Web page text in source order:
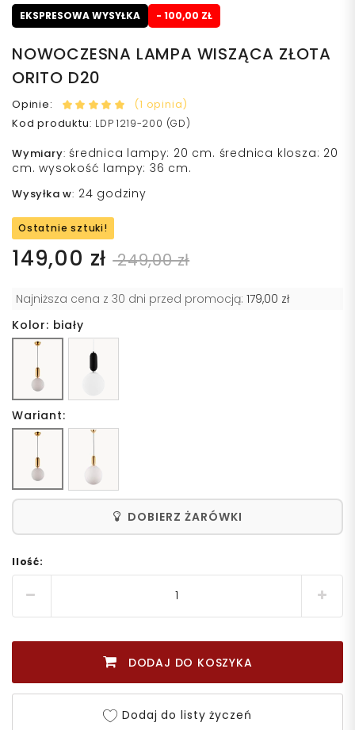
EKSPRESOWA WYSYŁKA - 100,00 ZŁ
NOWOCZESNA LAMPA WISZĄCA ZŁOTA
ORITO D20
Opinie:
(1 opinia)
Kod produktu: LDP 1219-200 (GD)
Wymiary: średnica lampy: 20 cm. średnica klosza: 20
cm. wysokość lampy: 36 cm.
Wysyłka w: 24 godziny
Ostatnie sztuki!
149,00 zł 249,00 zł
Najniższa cena z 30 dni przed promocją: 179,00 zł
Kolor: biały
Wariant:
DOBIERZ ŻARÓWKI
Ilość:
DODAJ DO KOSZYKA
Dodaj do listy życzeń